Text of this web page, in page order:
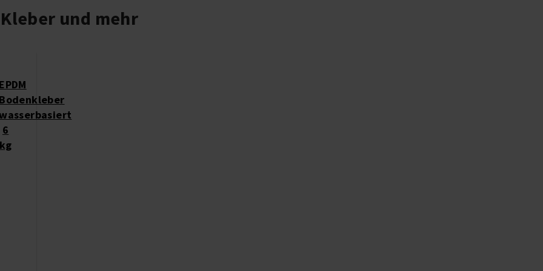
Kleber und mehr
6